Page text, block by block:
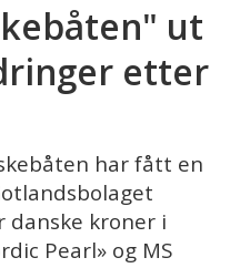
ut
etter
har fått en
danske kroner i
Pearl» og MS